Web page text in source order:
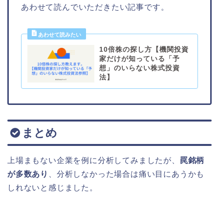
あわせて読んでいただきたい記事です。
10倍株の探し方【機関投資
家だけが知っている「予
想」のいらない株式投資
法】
まとめ
上場まもない企業を例に分析してみましたが、 罠銘柄
が多数あり
、分析しなかった場合は痛い目にあうかも
しれないと感じました。